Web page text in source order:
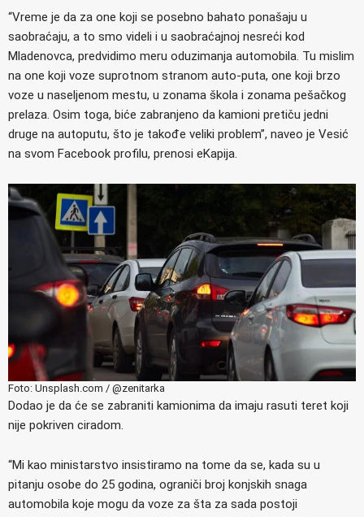
“Vreme je da za one koji se posebno bahato ponašaju u
saobraćaju, a to smo videli i u saobraćajnoj nesreći kod
Mladenovca, predvidimo meru oduzimanja automobila. Tu mislim
na one koji voze suprotnom stranom auto-puta, one koji brzo
voze u naseljenom mestu, u zonama škola i zonama pešačkog
prelaza. Osim toga, biće zabranjeno da kamioni pretiču jedni
druge na autoputu, što je takođe veliki problem”, naveo je Vesić
na svom Facebook profilu, prenosi eKapija.
Foto: Unsplash.com / @zenitarka
Dodao je da će se zabraniti kamionima da imaju rasuti teret koji
nije pokriven ciradom.
“Mi kao ministarstvo insistiramo na tome da se, kada su u
pitanju osobe do 25 godina, ograniči broj konjskih snaga
automobila koje mogu da voze za šta za sada postoji